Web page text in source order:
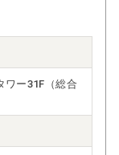
ワー31F（総合